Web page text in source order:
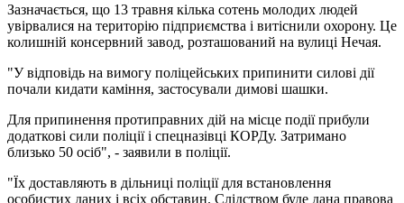
Зазначається, що 13 травня кілька сотень молодих людей
увірвалися на територію підприємства і витіснили охорону. Це
колишній консервний завод, розташований на вулиці Нечая.
"У відповідь на вимогу поліцейських припинити силові дії
почали кидати каміння, застосували димові шашки.
Для припинення протиправних дій на місце події прибули
додаткові сили поліції і спецназівці КОРДу. Затримано
близько 50 осіб", - заявили в поліції.
"Їх доставляють в дільниці поліції для встановлення
особистих даних і всіх обставин. Слідством буде дана правова